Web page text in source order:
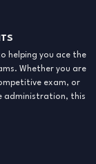
helping you ace the
Whether you are
exam, or
administration, this